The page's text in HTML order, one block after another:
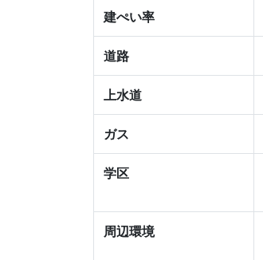
建ぺい率
道路
上水道
ガス
学区
周辺環境